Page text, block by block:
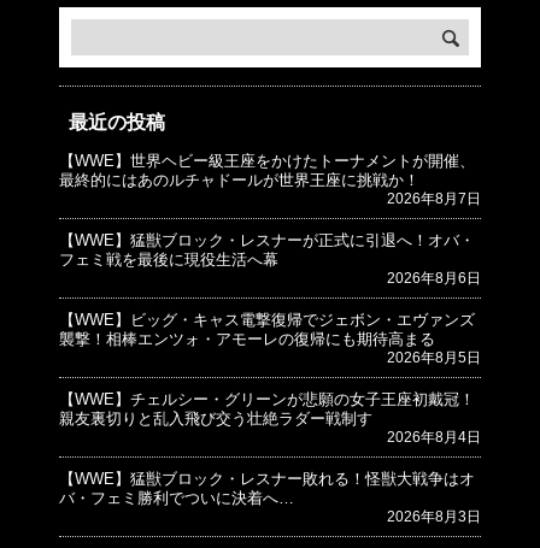
最近の投稿
【WWE】世界ヘビー級王座をかけたトーナメントが開催、
最終的にはあのルチャドールが世界王座に挑戦か！
2026年8月7日
【WWE】猛獣ブロック・レスナーが正式に引退へ！オバ・
フェミ戦を最後に現役生活へ幕
2026年8月6日
【WWE】ビッグ・キャス電撃復帰でジェボン・エヴァンズ
襲撃！相棒エンツォ・アモーレの復帰にも期待高まる
2026年8月5日
【WWE】チェルシー・グリーンが悲願の女子王座初戴冠！
親友裏切りと乱入飛び交う壮絶ラダー戦制す
2026年8月4日
【WWE】猛獣ブロック・レスナー敗れる！怪獣大戦争はオ
バ・フェミ勝利でついに決着へ…
2026年8月3日
© プロレスJunkie ～WWEの最新情報 USA～